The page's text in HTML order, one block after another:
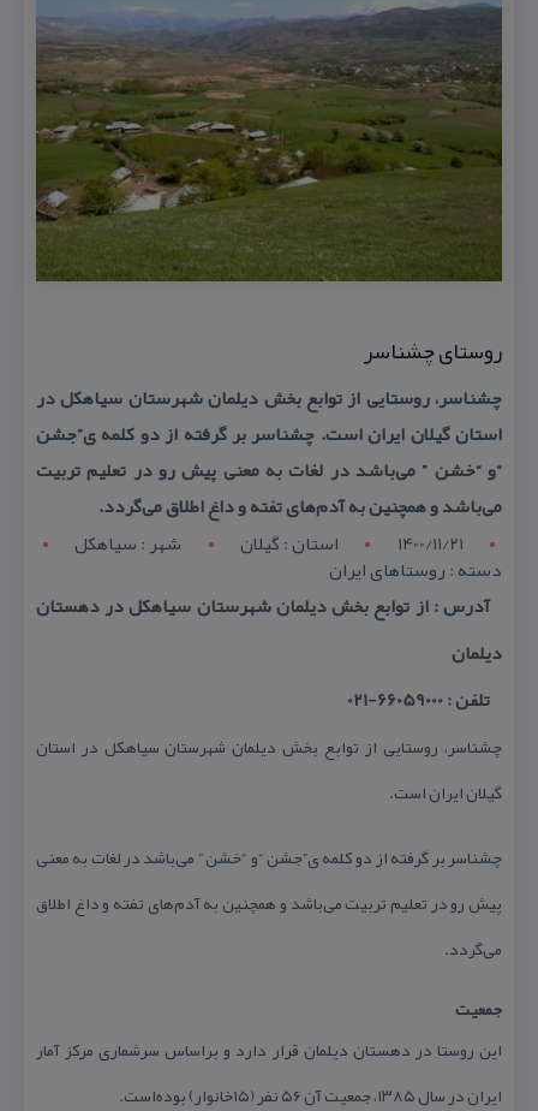
روستای چشناسر
چشناسر، روستایی از توابع بخش دیلمان شهرستان سیاهكل در
استان گیلان ایران است. چشناسر بر گرفته از دو كلمه ی”جشن
“و “خشن ” می‌باشد در لغات به معنی پیش رو در تعلیم تربیت
می‌باشد و همچنین به آدم‌های تفته و داغ اطلاق می‌گردد.
1400/11/21
استان : گيلان شهر : سياهکل
دسته : روستاهای ایران
آدرس : از توابع بخش دیلمان شهرستان سیاهكل در دهستان
دیلمان
تلفن : 66059000-021
چشناسر، روستایی از توابع بخش دیلمان شهرستان سیاهكل در استان
گیلان ایران است.
چشناسر بر گرفته از دو كلمه ی”جشن “و “خشن ” می‌باشد در لغات به معنی
پیش رو در تعلیم تربیت می‌باشد و همچنین به آدم‌های تفته و داغ اطلاق
می‌گردد.
جمعیت
این روستا در دهستان دیلمان قرار دارد و براساس سرشماری مركز آمار
ایران در سال ۱۳۸۵، جمعیت آن ۵۶ نفر (۱۵خانوار) بوده‌است.